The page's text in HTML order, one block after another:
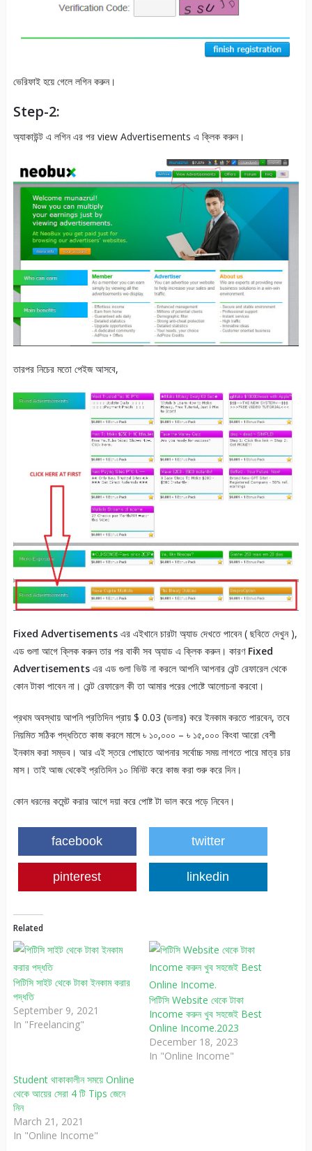
ভেরিফাই হয়ে গেলে লগিন করুন।
Step-2:
অ্যাকাউন্ট এ লগিন এর পর view Advertisements এ ক্লিক করুন।
তারপর নিচের মতো পেইজ আসবে,
Fixed Advertisements এর এইখানে চারটা অ্যাড দেখতে পাবেন ( ছবিতে দেখুন ),
এড গুলা আগে ক্লিক করুন তার পর বাকী সব অ্যাড এ ক্লিক করুন। কারণ Fixed
Advertisementsএর এড গুলা ভিউ না করলে আপনি আপনার রেন্ট রেফারেল থেকে
কোন টাকা পাবেন না। রেন্ট রেফারেল কী তা আমার পরের পোষ্টে আলোচনা করবো।
প্রথম অবস্থায় আপনি প্রতিদিন প্রায় $ 0.03 (ডলার) করে ইনকাম করতে পারবেন, তবে
নিয়মিত সঠিক পদ্ধতিতে কাজ করলে মাসে ৳ ১০,০০০ – ৳ ১৫,০০০ কিংবা আরো বেশী
ইনকাম করা সম্ভব। আর এই স্তরে পোছাতে আপনার সর্বোচ্চ সময় লাগতে পারে মাত্র চার
মাস। তাই আজ থেকেই প্রতিদিন ১০ মিনিট করে কাজ করা শুরু করে দিন।
কোন ধরনের কমেন্ট করার আগে দয়া করে পোষ্ট টা ভাল করে পড়ে নিবেন।
facebook twitter
pinterest linkedin
Related
পিটিসি সাইট থেকে টাকা ইনকাম করার
পদ্ধতি
September 9, 2021
In "Freelancing"
পিটিসি Website থেকে টাকা
Income করুন খুব সহজেই Best
Online Income.2023
December 18, 2023
In "Online Income"
Student থাকাকালীন সময়ে Online
থেকে আয়ের সেরা 4 টি Tips জেনে
নিন
March 21, 2021
In "Online Income"